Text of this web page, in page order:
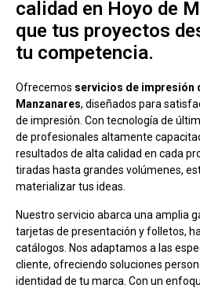
calidad en Hoyo de
que tus proyectos
tu competencia.
Ofrecemos servicios de impresión
Manzanares, diseñados para
de impresión. Con tecnología de
de profesionales altamente
resultados de alta calidad en cada
tiradas hasta grandes volúmenes,
materializar tus ideas.
Nuestro servicio abarca una amplia
tarjetas de presentación y folletos,
catálogos. Nos adaptamos a las
cliente, ofreciendo soluciones
identidad de tu marca. Con un